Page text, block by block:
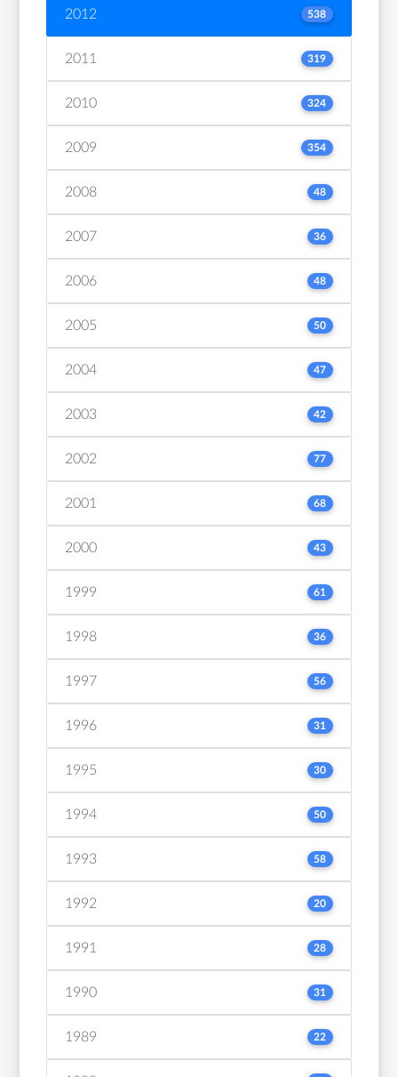
2012 538
2011 319
2010 324
2009 354
2008 48
2007 36
2006 48
2005 50
2004 47
2003 42
2002 77
2001 68
2000 43
1999 61
1998 36
1997 56
1996 31
1995 30
1994 50
1993 58
1992 20
1991 28
1990 31
1989 22